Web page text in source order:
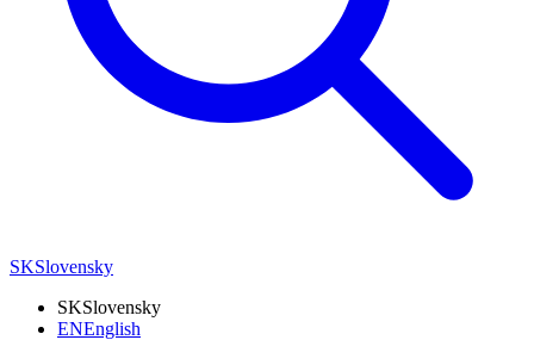
SKSlovensky
SKSlovensky
ENEnglish